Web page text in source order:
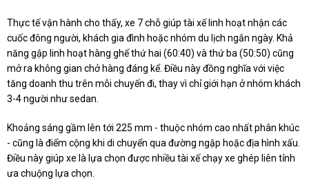
Thực tế vận hành cho thấy, xe 7 chỗ giúp tài xế linh hoạt nhận các
cuốc đông người, khách gia đình hoặc nhóm du lịch ngắn ngày. Khả
năng gập linh hoạt hàng ghế thứ hai (60:40) và thứ ba (50:50) cũng
mở ra không gian chở hàng đáng kể. Điều này đồng nghĩa với việc
tăng doanh thu trên mỗi chuyến đi, thay vì chỉ giới hạn ở nhóm khách
3-4 người như sedan.
Khoảng sáng gầm lên tới 225 mm - thuộc nhóm cao nhất phân khúc
- cũng là điểm cộng khi di chuyển qua đường ngập hoặc địa hình xấu.
Điều này giúp xe là lựa chọn được nhiều tài xế chạy xe ghép liên tỉnh
ưa chuộng lựa chọn.